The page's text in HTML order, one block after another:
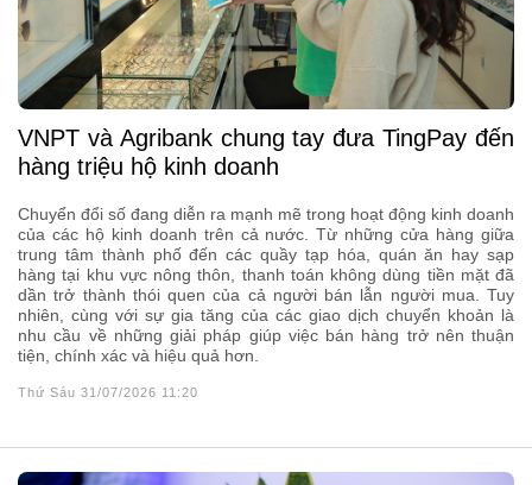
VNPT và Agribank chung tay đưa TingPay đến
hàng triệu hộ kinh doanh
Chuyển đổi số đang diễn ra mạnh mẽ trong hoạt động kinh doanh
của các hộ kinh doanh trên cả nước. Từ những cửa hàng giữa
trung tâm thành phố đến các quầy tạp hóa, quán ăn hay sạp
hàng tại khu vực nông thôn, thanh toán không dùng tiền mặt đã
dần trở thành thói quen của cả người bán lẫn người mua. Tuy
nhiên, cùng với sự gia tăng của các giao dịch chuyển khoản là
nhu cầu về những giải pháp giúp việc bán hàng trở nên thuận
tiện, chính xác và hiệu quả hơn.
Thứ Sáu 31/07/2026 11:20